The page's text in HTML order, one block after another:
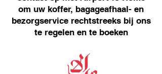
om uw koffer, bagageafhaal- en
bezorgservice rechtstreeks bij ons
te regelen en te boeken